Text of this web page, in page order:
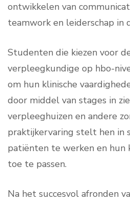
ontwikkelen van
teamwork en leiderschap in
Studenten die kiezen voor
verpleegkundige op hbo-
om hun klinische
door middel van stages in
verpleeghuizen en andere
praktijkervaring stelt hen in
patiënten te werken en hun
toe te passen.
Na het succesvol afronden